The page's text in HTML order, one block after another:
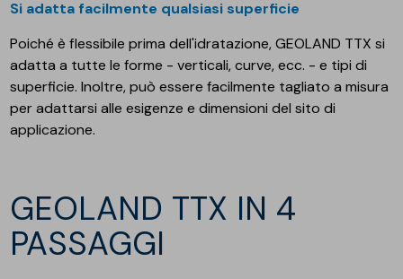
Si adatta facilmente qualsiasi superficie
Poiché è flessibile prima dell'idratazione, GEOLAND TTX si
adatta a tutte le forme - verticali, curve, ecc. - e tipi di
superficie. Inoltre, può essere facilmente tagliato a misura
per adattarsi alle esigenze e dimensioni del sito di
applicazione.
GEOLAND TTX IN 4
PASSAGGI